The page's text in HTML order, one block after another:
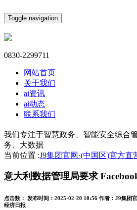
Toggle navigation
0830-2299711
网站首页
关于我们
ai资讯
ai动态
联系我们
我们专注于智慧政务、智能安全综合
务、大数据
当前位置 :J9集团官网·(中国区)官方直
意大利数据管理局要求
点击数： 发布时间： 2025-02-20 10:56 作者： J9集团
经济日报